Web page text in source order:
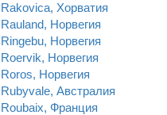
Rakovica, Хорватия
Rauland, Норвегия
Ringebu, Норвегия
Roervik, Норвегия
Roros, Норвегия
Rubyvale, Австралия
Roubaix, Франция